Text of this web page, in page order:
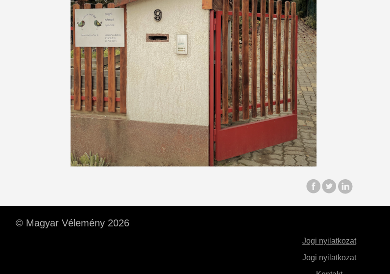
© Magyar Vélemény 2026
Jogi nyilatkozat
Jogi nyilatkozat